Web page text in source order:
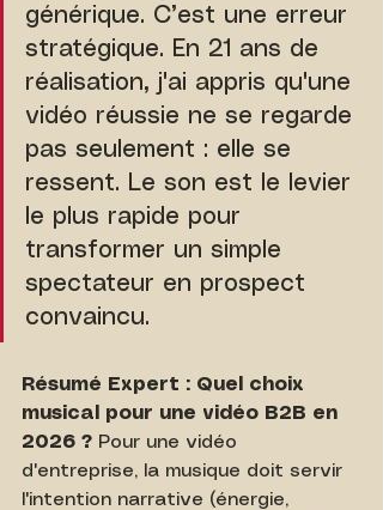
générique. C’est une erreur
stratégique. En 21 ans de
réalisation, j'ai appris qu'une
vidéo réussie ne se regarde
pas seulement : elle se
ressent. Le son est le levier
le plus rapide pour
transformer un simple
spectateur en prospect
convaincu.
Résumé Expert : Quel choix
musical pour une vidéo B2B en
2026 ? Pour une vidéo
d'entreprise, la musique doit servir
l'intention narrative (énergie,